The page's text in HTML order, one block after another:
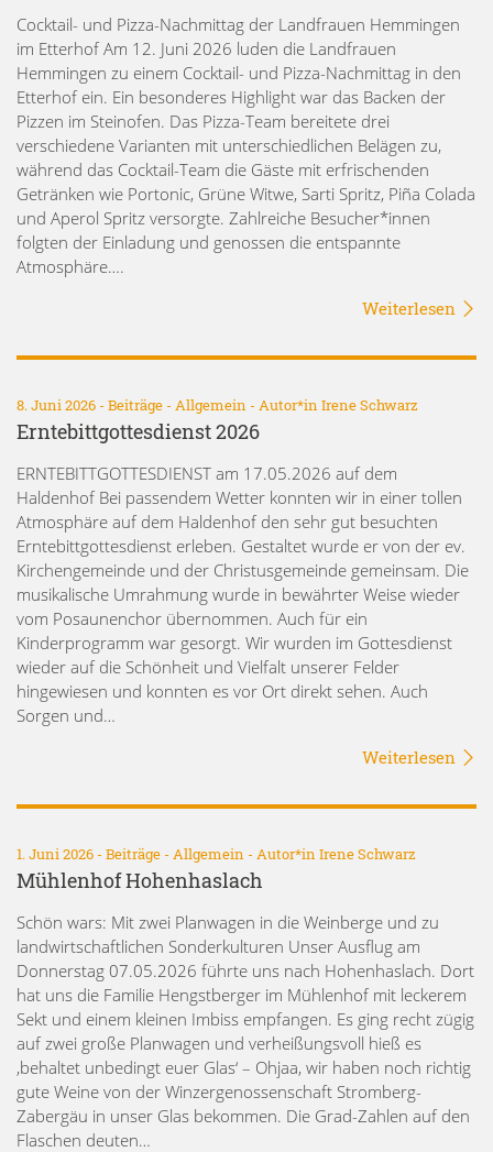
Cocktail- und Pizza-Nachmittag der Landfrauen Hemmingen
im Etterhof Am 12. Juni 2026 luden die Landfrauen
Hemmingen zu einem Cocktail- und Pizza-Nachmittag in den
Etterhof ein. Ein besonderes Highlight war das Backen der
Pizzen im Steinofen. Das Pizza-Team bereitete drei
verschiedene Varianten mit unterschiedlichen Belägen zu,
während das Cocktail-Team die Gäste mit erfrischenden
Getränken wie Portonic, Grüne Witwe, Sarti Spritz, Piña Colada
und Aperol Spritz versorgte. Zahlreiche Besucher*innen
folgten der Einladung und genossen die entspannte
Atmosphäre….
Weiterlesen
8. Juni 2026 - Beiträge - Allgemein - Autor*in Irene Schwarz
Erntebittgottesdienst 2026
ERNTEBITTGOTTESDIENST am 17.05.2026 auf dem
Haldenhof Bei passendem Wetter konnten wir in einer tollen
Atmosphäre auf dem Haldenhof den sehr gut besuchten
Erntebittgottesdienst erleben. Gestaltet wurde er von der ev.
Kirchengemeinde und der Christusgemeinde gemeinsam. Die
musikalische Umrahmung wurde in bewährter Weise wieder
vom Posaunenchor übernommen. Auch für ein
Kinderprogramm war gesorgt. Wir wurden im Gottesdienst
wieder auf die Schönheit und Vielfalt unserer Felder
hingewiesen und konnten es vor Ort direkt sehen. Auch
Sorgen und…
Weiterlesen
1. Juni 2026 - Beiträge - Allgemein - Autor*in Irene Schwarz
Mühlenhof Hohenhaslach
Schön wars: Mit zwei Planwagen in die Weinberge und zu
landwirtschaftlichen Sonderkulturen Unser Ausflug am
Donnerstag 07.05.2026 führte uns nach Hohenhaslach. Dort
hat uns die Familie Hengstberger im Mühlenhof mit leckerem
Sekt und einem kleinen Imbiss empfangen. Es ging recht zügig
auf zwei große Planwagen und verheißungsvoll hieß es
‚behaltet unbedingt euer Glas‘ – Ohjaa, wir haben noch richtig
gute Weine von der Winzergenossenschaft Stromberg-
Zabergäu in unser Glas bekommen. Die Grad-Zahlen auf den
Flaschen deuten…